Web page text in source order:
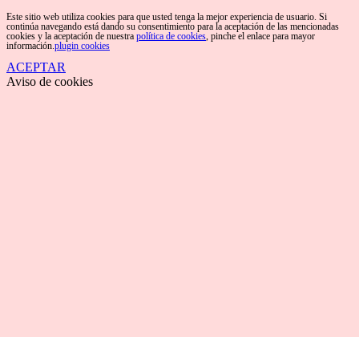
Este sitio web utiliza cookies para que usted tenga la mejor experiencia de usuario. Si
continúa navegando está dando su consentimiento para la aceptación de las mencionadas
cookies y la aceptación de nuestra política de cookies, pinche el enlace para mayor
información.plugin cookies
ACEPTAR
Aviso de cookies